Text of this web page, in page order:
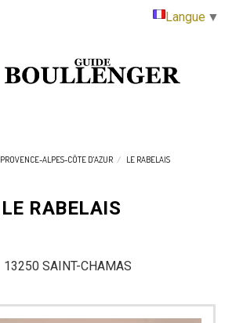
PROVENCE-ALPES-CÔTE D'AZUR LE RABELAIS
LE RABELAIS
13250 SAINT-CHAMAS
Langue ▼